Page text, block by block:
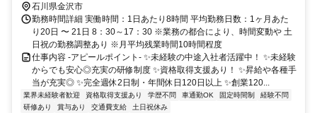
石川県金沢市
勤務時間詳細 実働時間：1日あたり8時間 平均勤務日数：1ヶ月あた
り20日 〜 21日 8：30～17：30 ※業務の都合により、時間変動や 土
日祝の勤務調整あり ※月平均残業時間10時間程度
仕事内容 -アピールポイント- ✨未経験の中途入社者活躍中！ ✨未経験
からでも安心◎充実の研修制度 ✨資格取得支援あり！ ✨昇給や各種手
当が充実◎ ✨完全週休2日制・年間休日120日以上 ✨創業120...
業界未経験者歓迎 資格取得支援あり 学歴不問 車通勤OK 固定時間制
経験不問
研修あり
賞与あり 交通費支給 土日祝休み